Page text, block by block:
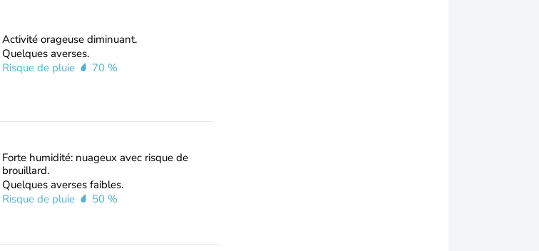
Activité orageuse diminuant.
Quelques averses.
Risque de pluie
70 %
Forte humidité: nuageux avec risque de
brouillard.
Quelques averses faibles.
Risque de pluie
50 %